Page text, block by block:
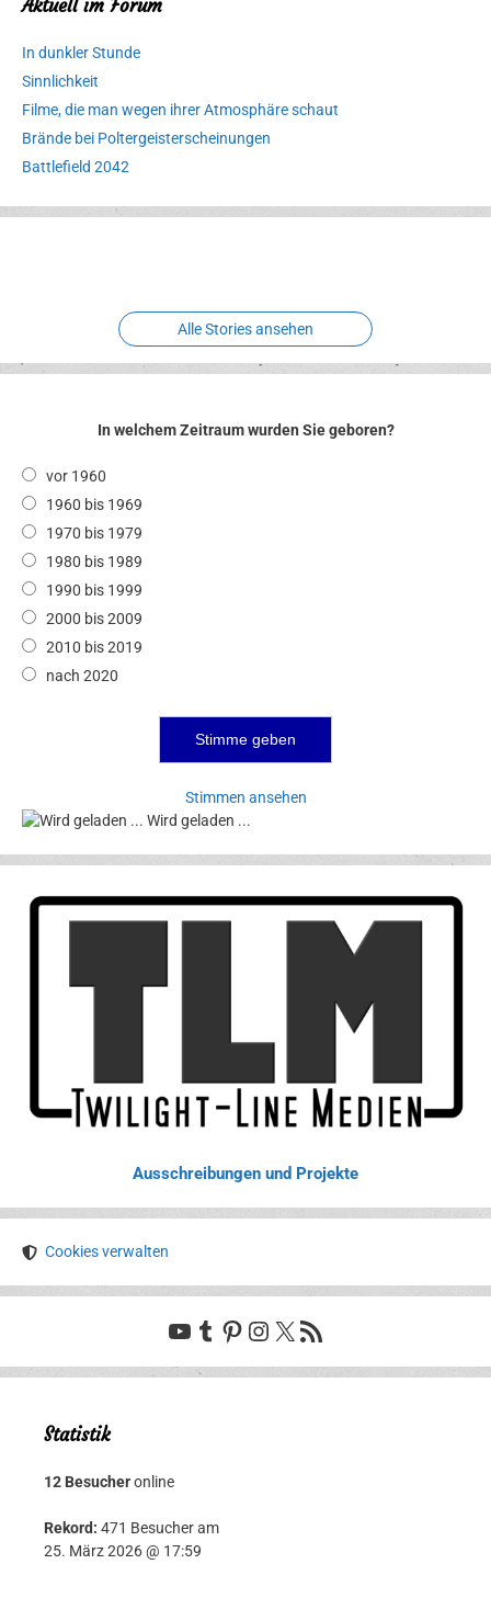
Aktuell im Forum
In dunkler Stunde
Sinnlichkeit
Filme, die man wegen ihrer Atmosphäre schaut
Brände bei Poltergeisterscheinungen
Battlefield 2042
Erlebnispark
Verbotene
Alle Stories ansehen
In welchem Zeitraum wurden Sie geboren?
vor 1960
1960 bis 1969
1970 bis 1979
1980 bis 1989
1990 bis 1999
2000 bis 2009
2010 bis 2019
nach 2020
Stimmen ansehen
Wird geladen ...
Ausschreibungen und Projekte
Cookies verwalten
YouTube
Tumblr
Pinterest
Instagram
X RSS-Feed
Statistik
12 Besucheronline
Rekord: 471 Besucher am
25. März 2026 @ 17:59